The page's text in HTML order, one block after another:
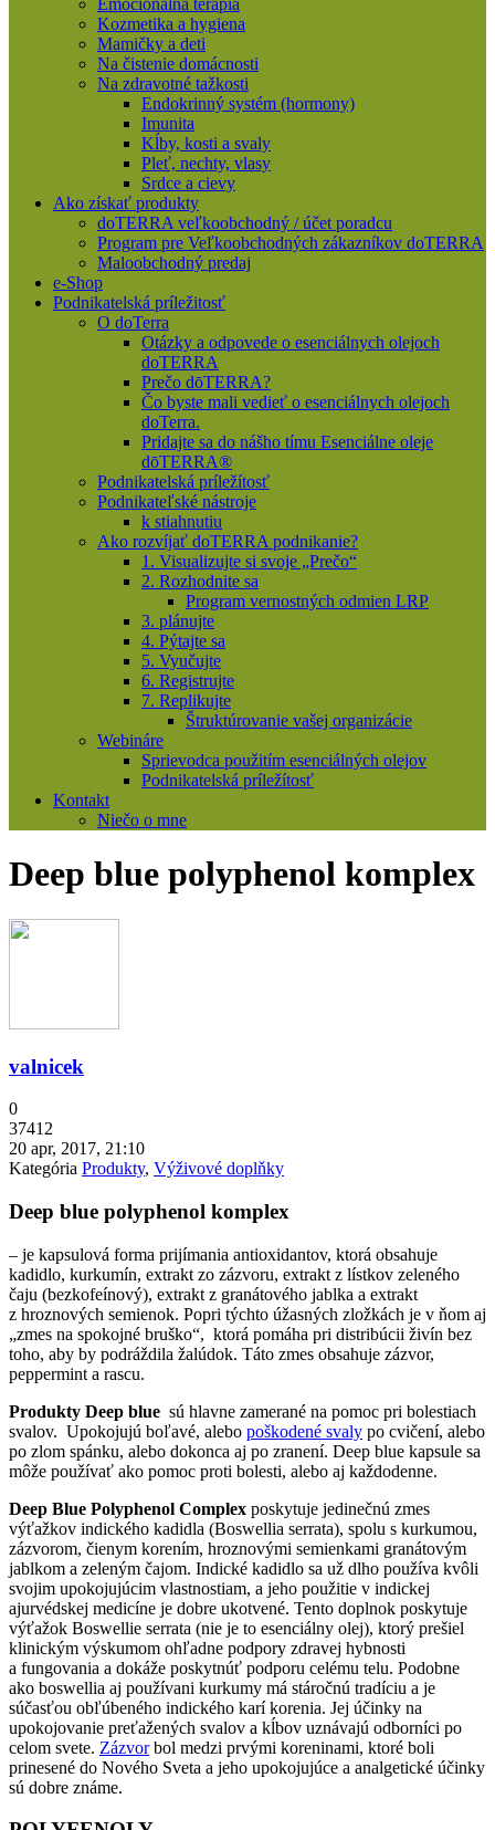
Emocionálna terapia
Kozmetika a hygiena
Mamičky a deti
Na čistenie domácnosti
Na zdravotné tažkosti
Endokrinný systém (hormony)
Imunita
Kĺby, kosti a svaly
Pleť, nechty, vlasy
Srdce a cievy
Ako získať produkty
doTERRA veľkoobchodný / účet poradcu
Program pre Veľkoobchodných zákazníkov doTERRA
Maloobchodný predaj
e-Shop
Podnikatelská príležitosť
O doTerra
Otázky a odpovede o esenciálnych olejoch
doTERRA
Prečo dōTERRA?
Čo byste mali vedieť o esenciálnych olejoch
doTerra.
Pridajte sa do nášho tímu Esenciálne oleje
dōTERRA®
Podnikatelská príležítosť
Podnikateľské nástroje
k stiahnutiu
Ako rozvíjať doTERRA podnikanie?
1. Visualizujte si svoje „Prečo“
2. Rozhodnite sa
Program vernostných odmien LRP
3. plánujte
4. Pýtajte sa
5. Vyučujte
6. Registrujte
7. Replikujte
Štruktúrovanie vašej organizácie
Webináre
Sprievodca použitím esenciálných olejov
Podnikatelská príležítosť
Kontakt
Niečo o mne
Deep blue polyphenol komplex
valnicek
0
37412
20 apr, 2017, 21:10
Kategória Produkty, Výživové doplňky
Deep blue polyphenol komplex
– je kapsulová forma prijímania antioxidantov, ktorá obsahuje
kadidlo, kurkumín, extrakt zo zázvoru, extrakt z lístkov zeleného
čaju (bezkofeínový), extrakt z granátového jablka a extrakt
z hroznových semienok. Popri týchto úžasných zložkách je v ňom aj
„zmes na spokojné bruško“, ktorá pomáha pri distribúcii živín bez
toho, aby by podráždila žalúdok. Táto zmes obsahuje zázvor,
peppermint a rascu.
Produkty Deep blue sú hlavne zamerané na pomoc pri bolestiach
svalov. Upokojujú boľavé, alebo poškodené svaly po cvičení, alebo
po zlom spánku, alebo dokonca aj po zranení. Deep blue kapsule sa
môže používať ako pomoc proti bolesti, alebo aj každodenne.
Deep Blue Polyphenol Complex poskytuje jedinečnú zmes
výťažkov indického kadidla (Boswellia serrata), spolu s kurkumou,
zázvorom, čienym korením, hroznovými semienkami granátovým
jablkom a zeleným čajom. Indické kadidlo sa už dlho používa kvôli
svojim upokojujúcim vlastnostiam, a jeho použitie v indickej
ajurvédskej medicíne je dobre ukotvené. Tento doplnok poskytuje
výťažok Boswellie serrata (nie je to esenciálny olej), ktorý prešiel
klinickým výskumom ohľadne podpory zdravej hybnosti
a fungovania a dokáže poskytnúť podporu celému telu. Podobne
ako boswellia aj používani kurkumy má stáročnú tradíciu a je
súčasťou obľúbeného indického karí korenia. Jej účinky na
upokojovanie preťažených svalov a kĺbov uznávajú odborníci po
celom svete. Zázvorbol medzi prvými koreninami, ktoré boli
prinesené do Nového Sveta a jeho upokojujúce a analgetické účinky
sú dobre známe.